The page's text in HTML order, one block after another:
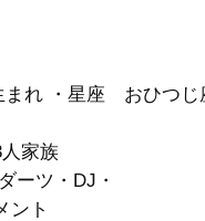
まれ ・星座 おひつじ
家族
ーツ・DJ・
ント